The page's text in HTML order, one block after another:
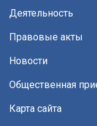
Деятельность
Правовые акты
Новости
Общественная
Карта сайта